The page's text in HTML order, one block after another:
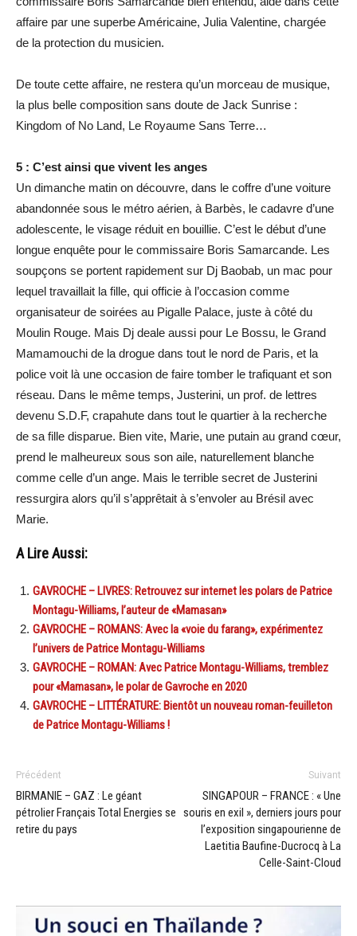
affaire par une superbe Américaine, Julia Valentine, chargée
de la protection du musicien.
De toute cette affaire, ne restera qu’un morceau de musique,
la plus belle composition sans doute de Jack Sunrise :
Kingdom of No Land, Le Royaume Sans Terre…
5 : C’est ainsi que vivent les anges
Un dimanche matin on découvre, dans le coffre d’une voiture
abandonnée sous le métro aérien, à Barbès, le cadavre d’une
adolescente, le visage réduit en bouillie. C’est le début d’une
longue enquête pour le commissaire Boris Samarcande. Les
soupçons se portent rapidement sur Dj Baobab, un mac pour
lequel travaillait la fille, qui officie à l’occasion comme
organisateur de soirées au Pigalle Palace, juste à côté du
Moulin Rouge. Mais Dj deale aussi pour Le Bossu, le Grand
Mamamouchi de la drogue dans tout le nord de Paris, et la
police voit là une occasion de faire tomber le trafiquant et son
réseau. Dans le même temps, Justerini, un prof. de lettres
devenu S.D.F, crapahute dans tout le quartier à la recherche
de sa fille disparue. Bien vite, Marie, une putain au grand cœur,
prend le malheureux sous son aile, naturellement blanche
comme celle d’un ange. Mais le terrible secret de Justerini
ressurgira alors qu’il s’apprêtait à s’envoler au Brésil avec
Marie.
A Lire Aussi:
GAVROCHE – LIVRES: Retrouvez sur internet les polars de Patrice
Montagu-Williams, l’auteur de «Mamasan»
GAVROCHE – ROMANS: Avec la «voie du farang», expérimentez
l’univers de Patrice Montagu-Williams
GAVROCHE – ROMAN: Avec Patrice Montagu-Williams, tremblez
pour «Mamasan», le polar de Gavroche en 2020
GAVROCHE – LITTÉRATURE: Bientôt un nouveau roman-feuilleton
de Patrice Montagu-Williams !
Précédent
BIRMANIE – GAZ : Le géant
pétrolier Français Total Energies se
retire du pays
Suivant
SINGAPOUR – FRANCE : « Une
souris en exil », derniers jours pour
l’exposition singapourienne de
Laetitia Baufine-Ducrocq à La
Celle-Saint-Cloud